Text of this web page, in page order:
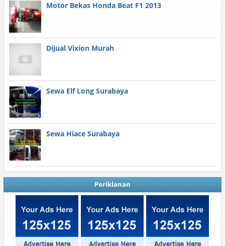
Motor Bekas Honda Beat F1 2013
Dijual Vixion Murah
Sewa Elf Long Surabaya
Sewa Hiace Surabaya
Periklanan